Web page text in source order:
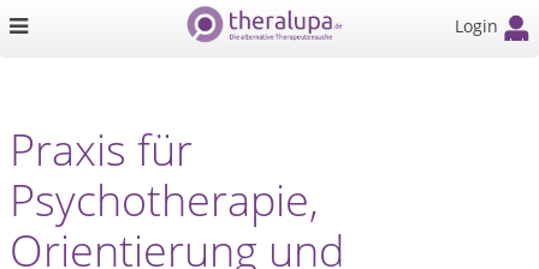
Login
Praxis für
Psychotherapie,
Orientierung und